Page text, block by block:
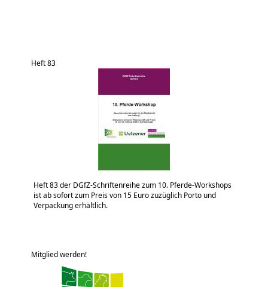
Heft 83
Heft 83 der DGfZ-Schriftenreihe zum 10. Pferde-Workshops
ist ab sofort zum Preis von 15 Euro zuzüglich Porto und
Verpackung erhältlich.
Mitglied werden!